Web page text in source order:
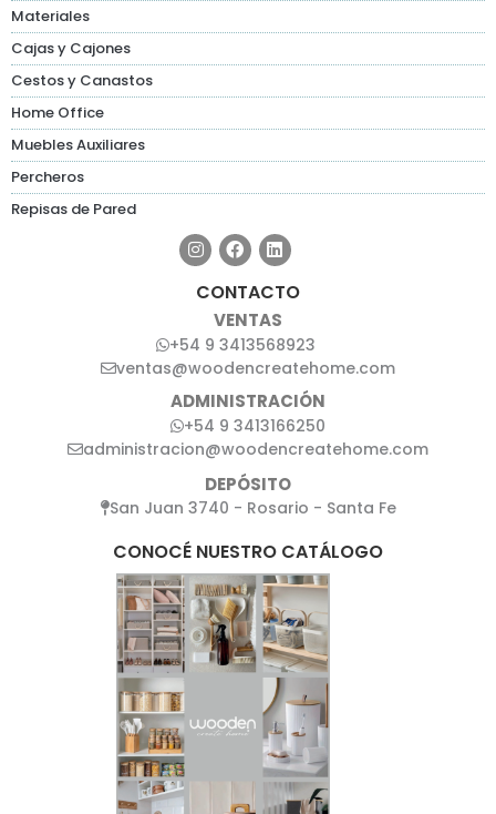
Materiales
Cajas y Cajones
Cestos y Canastos
Home Office
Muebles Auxiliares
Percheros
Repisas de Pared
CONTACTO
VENTAS
+54 9 3413568923
ventas@woodencreatehome.com
ADMINISTRACIÓN
+54 9 3413166250
administracion@woodencreatehome.com
DEPÓSITO
San Juan 3740 - Rosario - Santa Fe
CONOCÉ NUESTRO CATÁLOGO